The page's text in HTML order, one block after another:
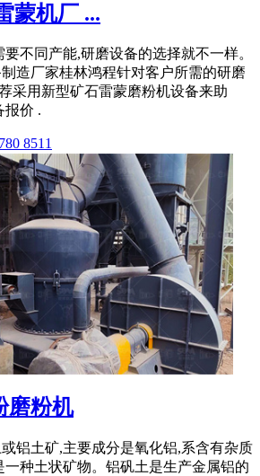
蒙机厂 ...
不同产能,研磨设备的选择就不一样。
造厂家桂林鸿程针对客户所需的研磨
采用新型矿石雷蒙磨粉机设备来助
报价 .
8511
磨粉机
铝土矿,主要成分是氧化铝,系含有杂质
一种土状矿物。铝矾土是生产金属铝的